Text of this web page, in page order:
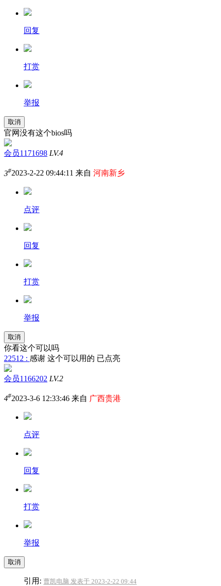
回复
打赏
举报
取消
官网没有这个bios吗
会员1171698 LV.4
3#2023-2-22 09:44:11 来自 河南新乡
点评
回复
打赏
举报
取消
你看这个可以吗
22512 : 感谢 这个可以用的 已点亮
会员1166202 LV.2
4#2023-3-6 12:33:46 来自 广西贵港
点评
回复
打赏
举报
取消
引用: 曹凯电脑 发表于 2023-2-22 09:44